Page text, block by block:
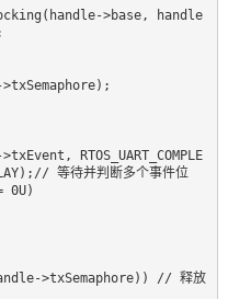
>base, handle
RTOS_UART_COMPLE
等待并判断多个事件位
0U)
>txSemaphore)) // 释放